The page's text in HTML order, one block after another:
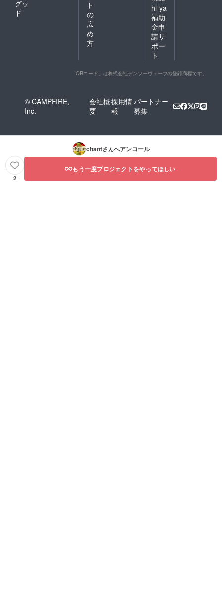
グッ
ド
ト
の
広
め
方
hi-ya
補助
金申
請サ
ポー
ト
「QRコード」は株式会社デンソーウェーブの登録商標です。
© CAMPFIRE,
Inc.
会社概
要
採用情
報
パートナー
募集
chantさんへアンコール
2
もう一度プロジェクトをやってほしい